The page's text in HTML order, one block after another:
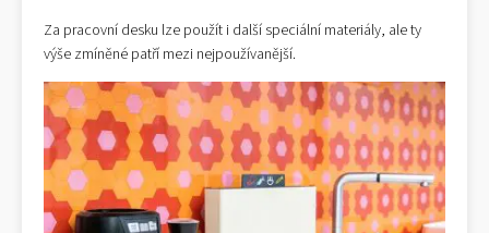
Za pracovní desku lze použít i další speciální materiály, ale ty
výše zmíněné patří mezi nejpoužívanější.